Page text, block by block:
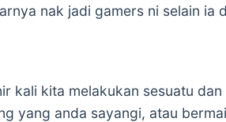
nak jadi gamers ni selain ia
kali kita melakukan sesuatu
yang anda sayangi, atau